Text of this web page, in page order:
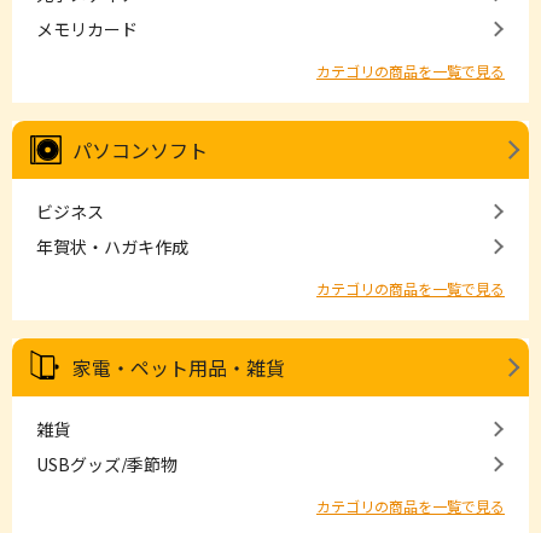
メモリカード
カテゴリの商品を一覧で見る
パソコンソフト
ビジネス
年賀状・ハガキ作成
カテゴリの商品を一覧で見る
家電・ペット用品・雑貨
雑貨
USBグッズ/季節物
カテゴリの商品を一覧で見る